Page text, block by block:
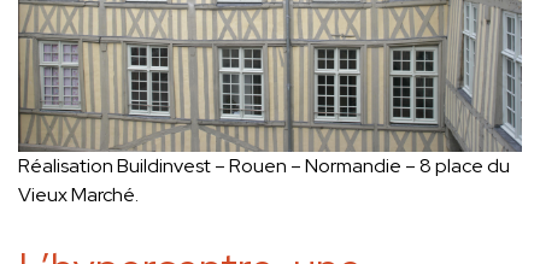
Réalisation Buildinvest – Rouen – Normandie – 8 place du
Vieux Marché.